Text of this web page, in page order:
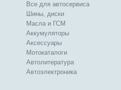
Все для автосервиса
Шины, диски
Масла и ГСМ
Аккумуляторы
Аксессуары
Мотокаталоги
Автолитература
Автоэлектроника